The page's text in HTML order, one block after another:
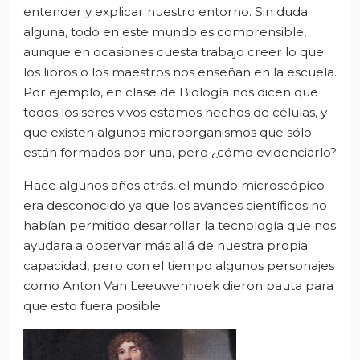
entender y explicar nuestro entorno. Sin duda
alguna, todo en este mundo es comprensible,
aunque en ocasiones cuesta trabajo creer lo que
los libros o los maestros nos enseñan en la escuela.
Por ejemplo, en clase de Biología nos dicen que
todos los seres vivos estamos hechos de células, y
que existen algunos microorganismos que sólo
están formados por una, pero ¿cómo evidenciarlo?
Hace algunos años atrás, el mundo microscópico
era desconocido ya que los avances científicos no
habían permitido desarrollar la tecnología que nos
ayudara a observar más allá de nuestra propia
capacidad, pero con el tiempo algunos personajes
como Anton Van Leeuwenhoek dieron pauta para
que esto fuera posible.